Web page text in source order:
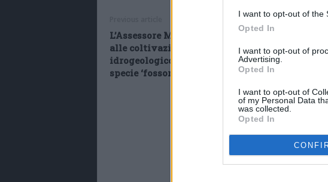
I want to opt-out of the
Opted In
I want to opt-out of
Advertising.
Opted In
I want to opt-out of
of my Personal Data
was collected.
Opted In
L’Assessore Mammi in merito ai danni
alle coltivazioni e al rischio
idrogeologico provocato da nutrie,
specie ‘fossorie’ e ungulati